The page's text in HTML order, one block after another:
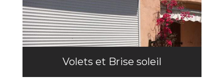
Volets et Brise soleil